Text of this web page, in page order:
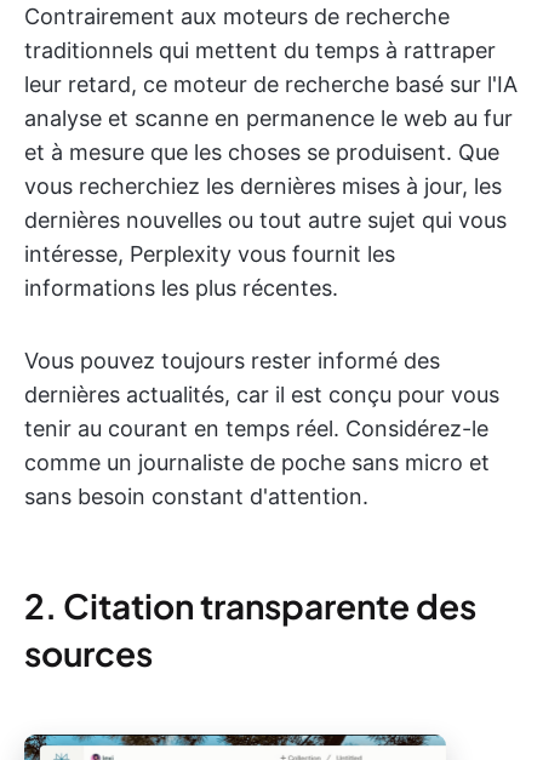
Contrairement aux moteurs de recherche
traditionnels qui mettent du temps à rattraper
leur retard, ce moteur de recherche basé sur l'IA
analyse et scanne en permanence le web au fur
et à mesure que les choses se produisent. Que
vous recherchiez les dernières mises à jour, les
dernières nouvelles ou tout autre sujet qui vous
intéresse, Perplexity vous fournit les
informations les plus récentes.
Vous pouvez toujours rester informé des
dernières actualités, car il est conçu pour vous
tenir au courant en temps réel. Considérez-le
comme un journaliste de poche sans micro et
sans besoin constant d'attention.
2. Citation transparente des
sources